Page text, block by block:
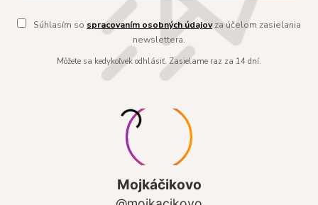
Súhlasím so spracovaním osobných údajovza účelom zasielania
newslettera.
Môžete sa kedykoľvek odhlásiť. Zasielame raz za 14 dní.